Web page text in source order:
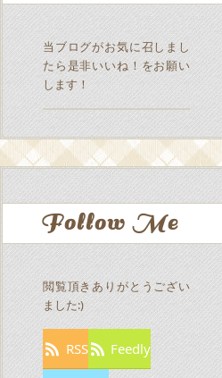
当ブログがお気に召しまし
たら是非いいね！をお願い
します！
Follow Me
閲覧頂きありがとうござい
ました:)
RSS Feedly